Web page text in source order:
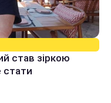
став зіркою
стати